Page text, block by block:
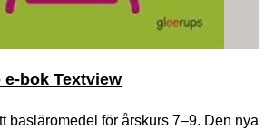
bok Textview
basläromedel för årskurs 7–9. Den nya